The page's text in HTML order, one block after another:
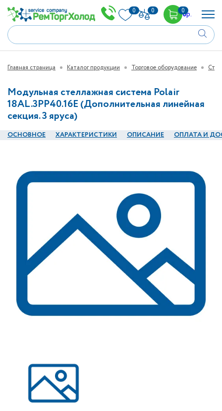
0 0 00р.
Главная страница Каталог продукции Торговое оборудование
Модульная стеллажная система Polair
18AL.3PP40.16E (Дополнительная линейная
секция. 3 яруса)
ОСНОВНОЕ ХАРАКТЕРИСТИКИ ОПИСАНИЕ ОПЛАТА И